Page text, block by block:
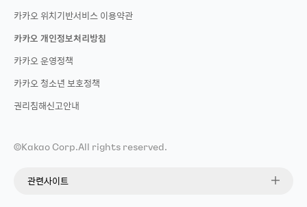
카카오 위치기반서비스 이용약관
카카오 개인정보처리방침
카카오 운영정책
카카오 청소년 보호정책
권리침해신고안내
관련사이트
©Kakao Corp.All rights reserved.